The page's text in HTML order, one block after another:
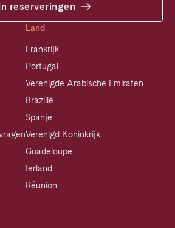
reserveringen
Land
Frankrijk
Portugal
Verenigde Arabische Emiraten
Brazilië
Spanje
Verenigd Koninkrijk
Guadeloupe
Ierland
Réunion